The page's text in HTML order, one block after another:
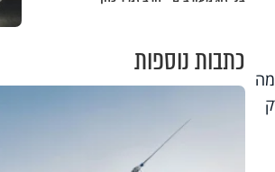
כתבות נוספות